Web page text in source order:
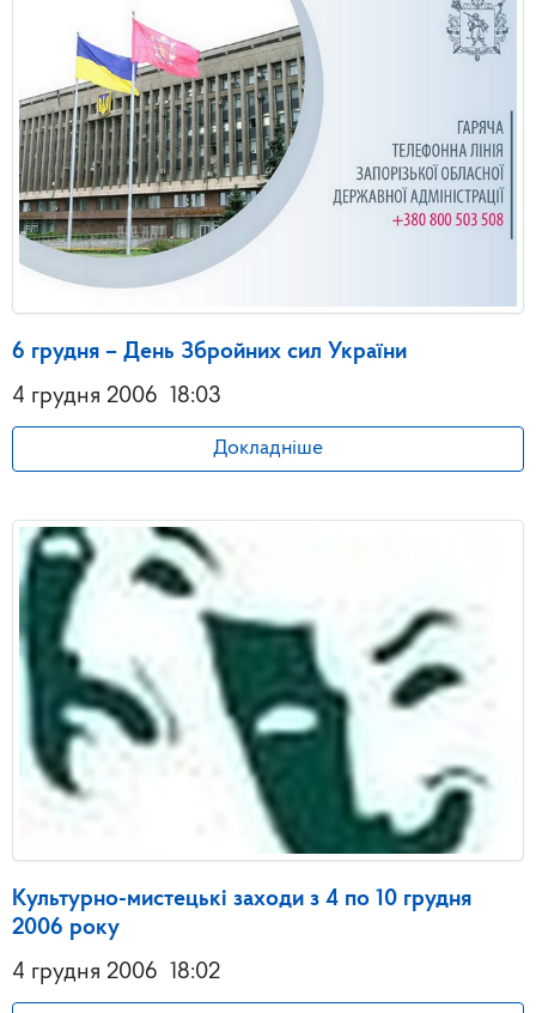
6 грудня – День Збройних сил України
4 грудня 2006 18:03
Докладніше
Культурно-мистецькі заходи з 4 по 10 грудня
2006 року
4 грудня 2006
18:02